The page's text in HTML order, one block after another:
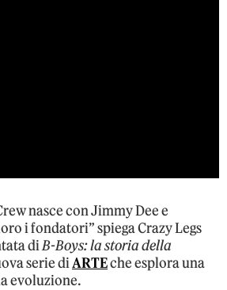
nasce con Jimmy Dee e
i fondatori” spiega Crazy Legs
diB-Boys: la storia della
serie diARTEche esplora una
evoluzione.